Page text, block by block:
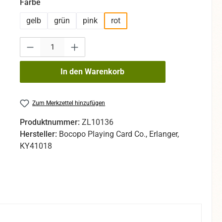
Farbe
gelb
grün pink rot
In den Warenkorb
Zum Merkzettel hinzufügen
Produktnummer: ZL10136
Hersteller: Bocopo Playing Card Co., Erlanger,
KY41018